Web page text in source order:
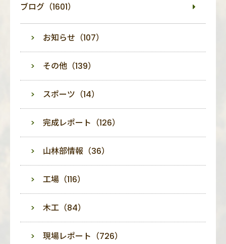
ブログ（1601）
お知らせ（107）
その他（139）
スポーツ（14）
完成レポート（126）
山林部情報（36）
工場（116）
木工（84）
現場レポート（726）